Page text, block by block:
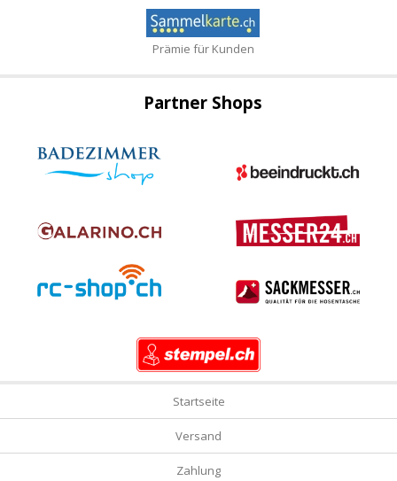
Prämie für Kunden
Partner Shops
Startseite
Versand
Zahlung